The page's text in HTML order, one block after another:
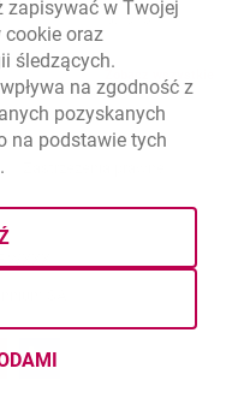
5.1978
się w nowej karcie
SA
karcie
się w nowej karcie
otwiera się w nowej karcie
LinkedIn
zapisywać w Twojej
cookie oraz
śledzących.
na zgodność z
pozyskanych
na podstawie tych
PLIKÓW